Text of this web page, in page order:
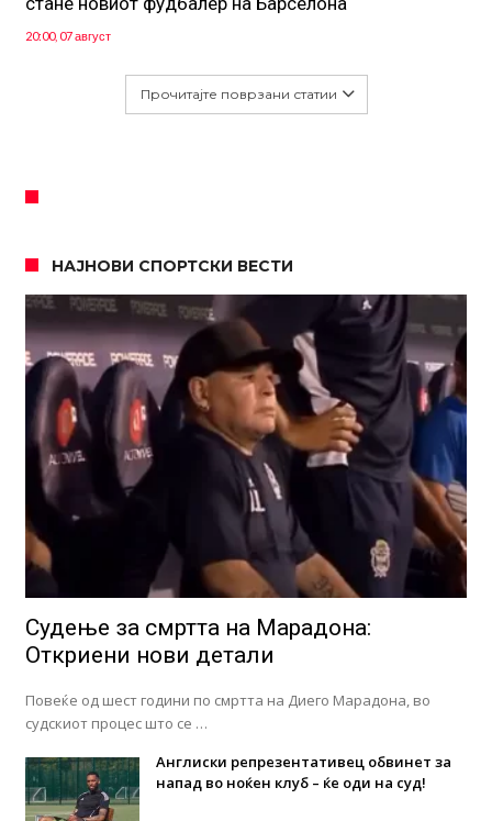
20:00, 07 август
Прочитајте поврзани статии
НАЈНОВИ СПОРТСКИ ВЕСТИ
Судење за смртта на Марадона:
Откриени нови детали
Повеќе од шест години по смртта на Диего Марадона, во
судскиот процес што се …
Англиски репрезентативец обвинет за
напад во ноќен клуб – ќе оди на суд!